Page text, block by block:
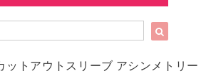
ットアウトスリーブ アシンメトリー